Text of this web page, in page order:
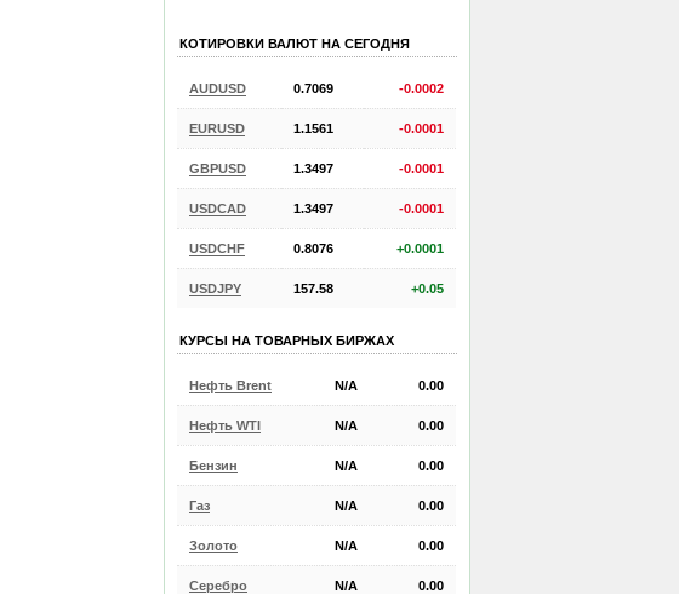
КОТИРОВКИ ВАЛЮТ НА СЕГОДНЯ
AUDUSD 0.7069 -0.0002
EURUSD 1.1561 -0.0001
GBPUSD 1.3497 -0.0001
USDCAD 1.3497 -0.0001
USDCHF 0.8076 +0.0001
USDJPY 157.58 +0.05
КУРСЫ НА ТОВАРНЫХ БИРЖАХ
Нефть Brent N/A 0.00
Нефть WTI N/A 0.00
Бензин N/A 0.00
Газ N/A 0.00
Золото N/A 0.00
Серебро N/A 0.00